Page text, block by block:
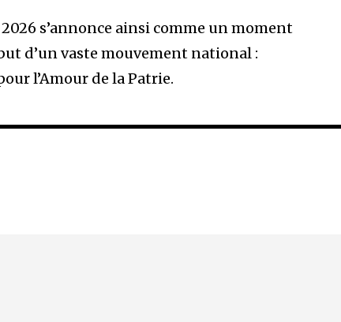
s’annonce ainsi comme un moment
d’un vaste mouvement national :
l’Amour de la Patrie.